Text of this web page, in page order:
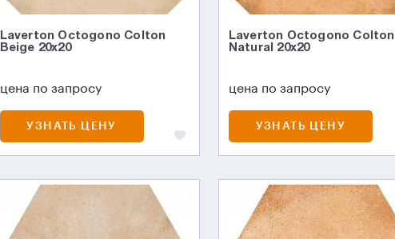
Laverton Octogono Colton
Beige 20x20
цена по запросу
УЗНАТЬ ЦЕНУ
Laverton Octogono Colton
Natural 20x20
цена по запросу
УЗНАТЬ ЦЕНУ